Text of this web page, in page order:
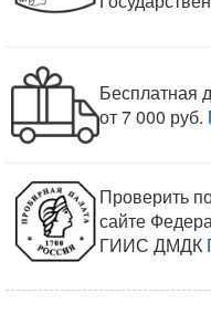
Бесплатная
от 7 000 руб.
Проверить
сайте
ГИИС ДМДК